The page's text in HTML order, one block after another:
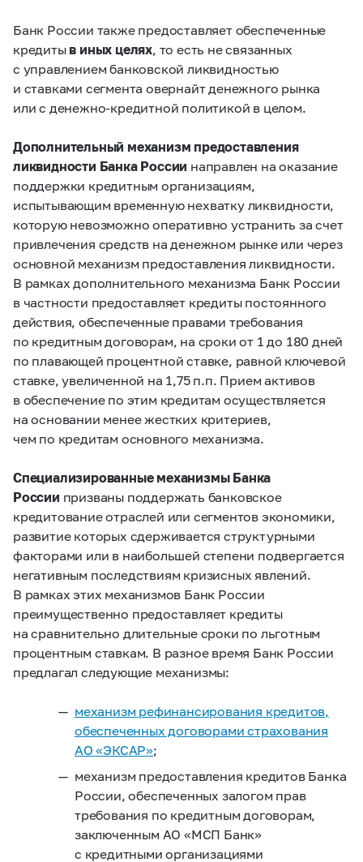
Банк России также предоставляет обеспеченные
кредиты в иных целях, то есть не связанных
с управлением банковской ликвидностью
и ставками сегмента овернайт денежного рынка
или с денежно-кредитной политикой в целом.
Дополнительный механизм предоставления
ликвидности Банка России направлен на оказание
поддержки кредитным организациям,
испытывающим временную нехватку ликвидности,
которую невозможно оперативно устранить за счет
привлечения средств на денежном рынке или через
основной механизм предоставления ликвидности.
В рамках дополнительного механизма Банк России
в частности предоставляет кредиты постоянного
действия, обеспеченные правами требования
по кредитным договорам, на сроки от 1 до 180 дней
по плавающей процентной ставке, равной ключевой
ставке, увеличенной на 1,75 п.п. Прием активов
в обеспечение по этим кредитам осуществляется
на основании менее жестких критериев,
чем по кредитам основного механизма.
Специализированные механизмы Банка
России призваны поддержать банковское
кредитование отраслей или сегментов экономики,
развитие которых сдерживается структурными
факторами или в наибольшей степени подвергается
негативным последствиям кризисных явлений.
В рамках этих механизмов Банк России
преимущественно предоставляет кредиты
на сравнительно длительные сроки по льготным
процентным ставкам. В разное время Банк России
предлагал следующие механизмы:
механизм рефинансирования кредитов,
обеспеченных договорами страхования
АО «ЭКСАР»;
механизм предоставления кредитов Банка
России, обеспеченных залогом прав
требования по кредитным договорам,
заключенным АО «МСП Банк»
с кредитными организациями